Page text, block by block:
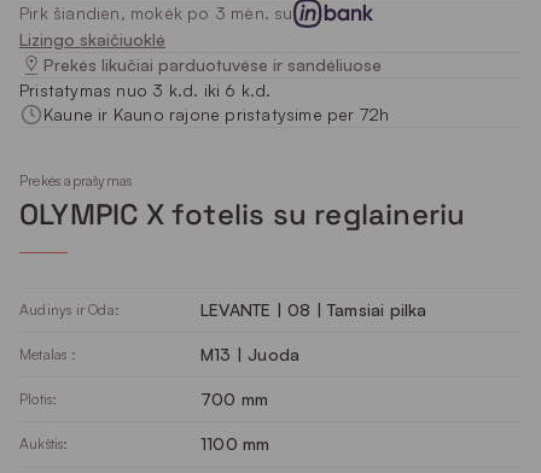
Pirk šiandien, mokėk po 3 mėn. su
Lizingo skaičiuoklė
Prekės likučiai parduotuvėse ir sandėliuose
Pristatymas nuo 3 k.d. iki 6 k.d.
Kaune ir Kauno rajone pristatysime per 72h
Prekės aprašymas
OLYMPIC X fotelis su reglaineriu
Audinys ir Oda: LEVANTE | 08 | Tamsiai pilka
Metalas : M13 | Juoda
Plotis: 700 mm
Aukštis: 1100 mm